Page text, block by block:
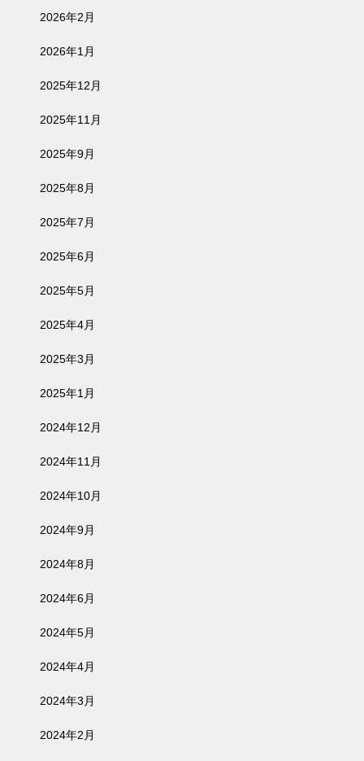
2026年2月
2026年1月
2025年12月
2025年11月
2025年9月
2025年8月
2025年7月
2025年6月
2025年5月
2025年4月
2025年3月
2025年1月
2024年12月
2024年11月
2024年10月
2024年9月
2024年8月
2024年6月
2024年5月
2024年4月
2024年3月
2024年2月